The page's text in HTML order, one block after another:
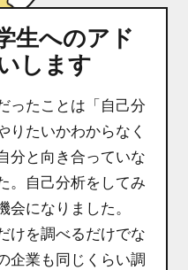
生へのアド
します
ったことは「自己分
りたいかわからなく
分と向き合っていな
。自己分析をしてみ
になりました。
けを調べるだけでな
企業も同じくらい調